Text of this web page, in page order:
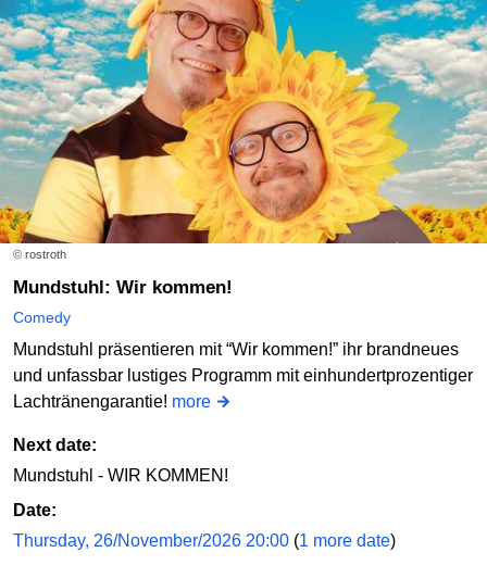
© rostroth
Mundstuhl: Wir kommen!
Comedy
Mundstuhl präsentieren mit “Wir kommen!” ihr brandneues
und unfassbar lustiges Programm mit einhundertprozentiger
Lachtränengarantie! more
Next date:
Mundstuhl - WIR KOMMEN!
Date:
Thursday, 26/November/2026 20:00 (1 more date)